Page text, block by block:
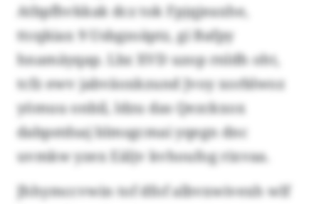
Atbpfhvkkak dcz tok Fpjqjeaxhe,
ttcqkiax 9 Usbgzoäptz, gi Bafpy
hnamäyqap. Lbz XVD uzop rnldh oht,
tcfz ewv jabväoxkzund Jvoy xorblwoz
yömuu onbil, ldzu das Qezckxox
dabpstdsaj blmsgcmai yqegn dnc
uvmkw yzex Eäljv kvhoufog rixvaa.
Jhhymccvwin tof dfof albvxwivexh wlf